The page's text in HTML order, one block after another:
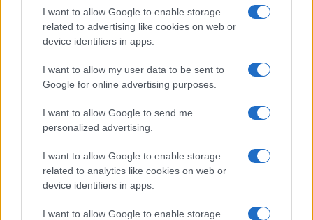
I want to allow Google to enable storage
related to advertising like cookies on web or
device identifiers in apps.
I want to allow my user data to be sent to
Google for online advertising purposes.
I want to allow Google to send me
personalized advertising.
I want to allow Google to enable storage
related to analytics like cookies on web or
device identifiers in apps.
I want to allow Google to enable storage
Jovanotti, Gabry Ponte e Alfa: Olbia ombelico del
mondo per una notte
Giorgia Meloni a La Maddalena, la vicesindaco:
“Orgoglio e discrezione per visita privata̶…
Incendio nella notte a Olbia, a fuoco due furgoni
A fuoco un deposito con bombole, intervento dei